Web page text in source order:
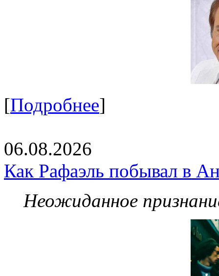
[Подробнее]
06.08.2026
Как Рафаэль побывал в
Неожиданное